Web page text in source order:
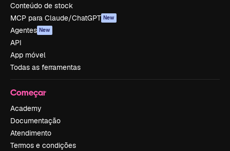
Conteúdo de stock
MCP para Claude/ChatGPT New
Agentes New
API
App móvel
Todas as ferramentas
Começar
Academy
Documentação
Atendimento
Termos e condições